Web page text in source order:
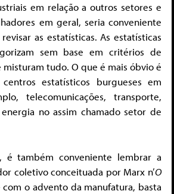
em relação a outros setores e
em geral, seria conveniente
as estatísticas. As estatísticas
sem base em critérios de
misturam tudo. O que é mais óbvio é
estatísticos burgueses em
telecomunicações, transporte,
no assim chamado setor de
é também conveniente lembrar a
coletivo conceituada por Marx n’O
o advento da manufatura, basta